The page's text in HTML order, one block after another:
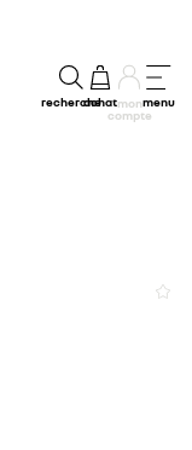
rechercheachatmon
compte
menu